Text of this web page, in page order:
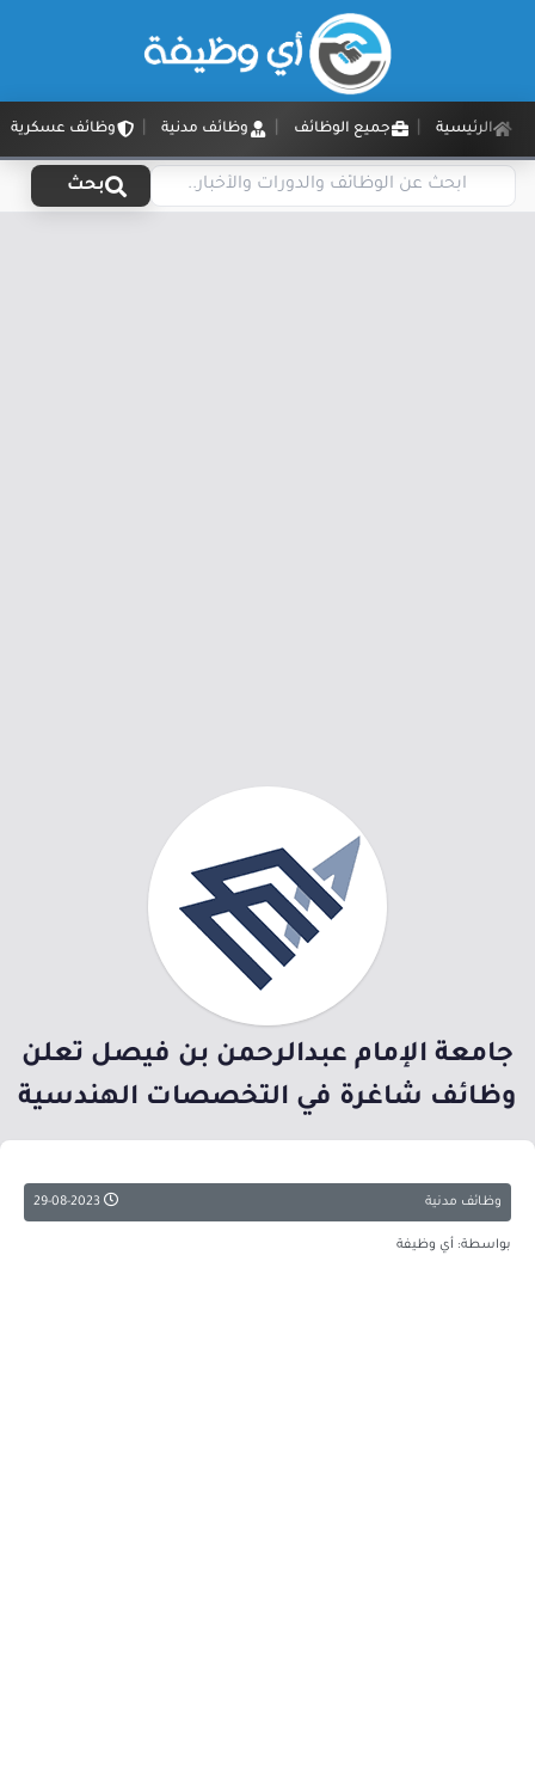
الرئيسية جميع الوظائف وظائف مدنية وظائف عسكرية
بحث
جامعة الإمام عبدالرحمن بن فيصل تعلن
وظائف شاغرة في التخصصات الهندسية
وظائف مدنية
بواسطة: أي وظيفة